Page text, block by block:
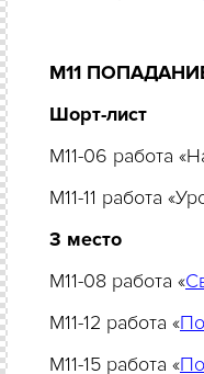
M11
Шорт-лист
M11-06 работа
M11-11 работа
3 место
M11-08 работа «
M11-12 работа «
M11-15 работа «